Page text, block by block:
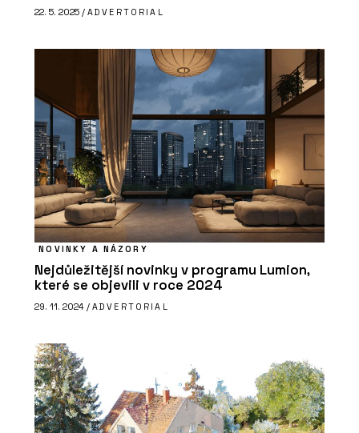
22. 5. 2025 / ADVERTORIAL
NOVINKY A NÁZORY
Nejdůležitější novinky v programu Lumion,
které se objevili v roce 2024
29. 11. 2024 / ADVERTORIAL